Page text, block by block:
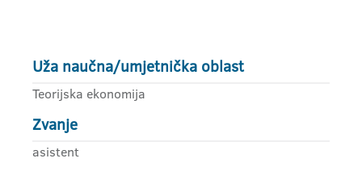
Uža naučna/umjetnička oblast
Teorijska ekonomija
Zvanje
asistent